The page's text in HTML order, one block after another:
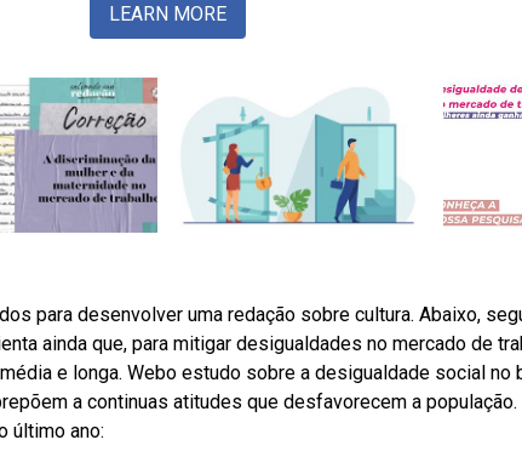
LEARN MORE
para desenvolver uma redação sobre cultura. Abaixo,
ainda que, para mitigar desigualdades no mercado de
e longa. Webo estudo sobre a desigualdade social no
a continuas atitudes que desfavorecem a população.
último ano: